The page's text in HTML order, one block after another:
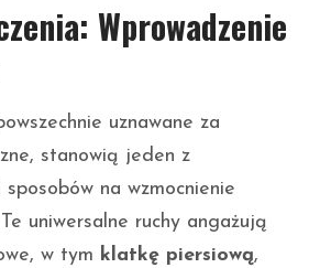
Wprowadzenie
uznawane za
stanowią jeden z
na wzmocnienie
uniwersalne ruchy angażują
w tym klatkę piersiową,